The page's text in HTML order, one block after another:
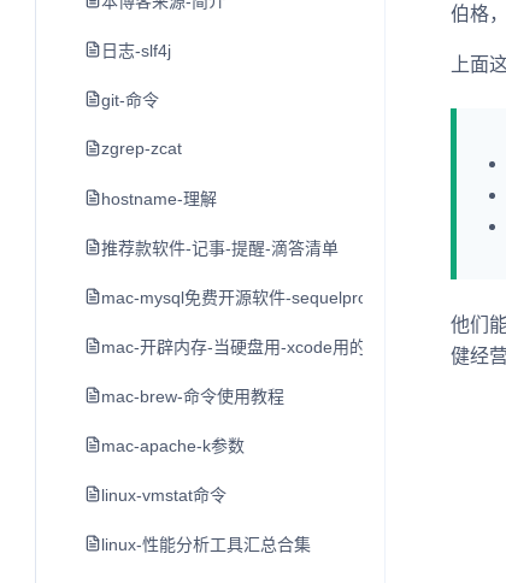
日志-slf4j
git-命令
zgrep-zcat
hostname-理解
推荐款软件-记事-提醒-滴答清单
mac-mysql免费开源软件-sequelpro
mac-开辟内存-当硬盘用-xcode用的-不推荐-留作学习
mac-brew-命令使用教程
mac-apache-k参数
linux-vmstat命令
linux-性能分析工具汇总合集
伯格
上面
他们
健经